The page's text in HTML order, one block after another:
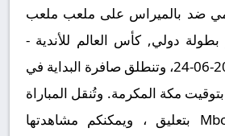
ضد بالميراس على ملعب ملعب
دولي, كأس العالم للأندية -
المجموعة أ يوم 2025-06-24، وتنطلق صافرة البداية في
الساعة 04:00 بتوقيت مكة المكرمة. وتُنقل المباراة
عبر قناة Mbc Action بتعليق ، ويمكنكم مشاهدتها